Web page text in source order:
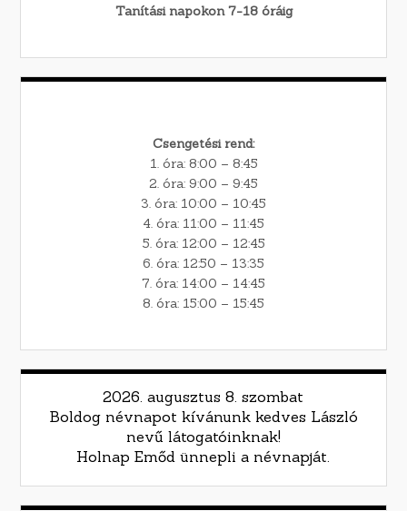
Tanítási napokon 7-18 óráig
Csengetési rend:
1. óra: 8:00 – 8:45
2. óra: 9:00 – 9:45
3. óra: 10:00 – 10:45
4. óra: 11:00 – 11:45
5. óra: 12:00 – 12:45
6. óra: 12:50 – 13:35
7. óra: 14:00 – 14:45
8. óra: 15:00 – 15:45
2026. augusztus 8. szombat
Boldog névnapot kívánunk kedves László
nevű látogatóinknak!
Holnap Emőd ünnepli a névnapját.